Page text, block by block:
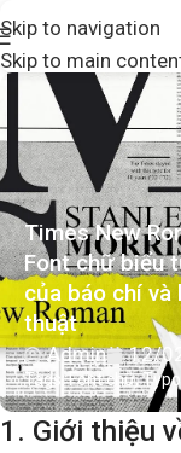
Skip to navigation
Skip to main
Times New
Font chữ biểu
của báo chí và
thuật
Admin 12/
Tags:Font chữ,
1. Giới thiệu